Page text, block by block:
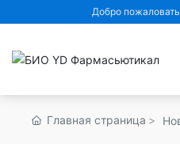
Добро
Главная страница